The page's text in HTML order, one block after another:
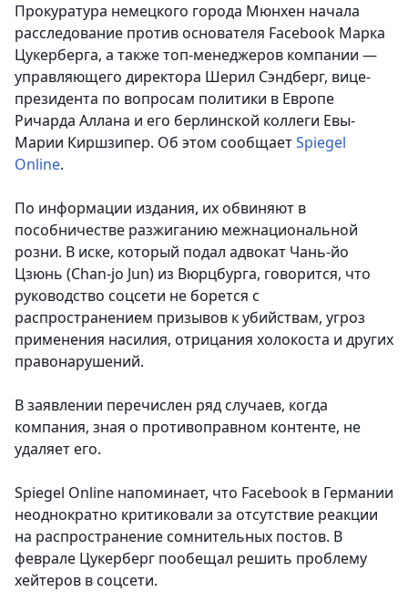
Прокуратура немецкого города Мюнхен начала
расследование против основателя Facebook Марка
Цукерберга, а также топ-менеджеров компании —
управляющего директора Шерил Сэндберг, вице-
президента по вопросам политики в Европе
Ричарда Аллана и его берлинской коллеги Евы-
Марии Киршзипер. Об этом сообщаетSpiegel
Online.
По информации издания, их обвиняют в
пособничестве разжиганию межнациональной
розни. В иске, который подал адвокат Чань-йо
Цзюнь (Chan-jo Jun) из Вюрцбурга, говорится, что
руководство соцсети не борется с
распространением призывов к убийствам, угроз
применения насилия, отрицания холокоста и других
правонарушений.
В заявлении перечислен ряд случаев, когда
компания, зная о противоправном контенте, не
удаляет его.
Spiegel Online напоминает, что Facebook в Германии
неоднократно критиковали за отсутствие реакции
на распространение сомнительных постов. В
феврале Цукерберг пообещал решить проблему
хейтеров в соцсети.